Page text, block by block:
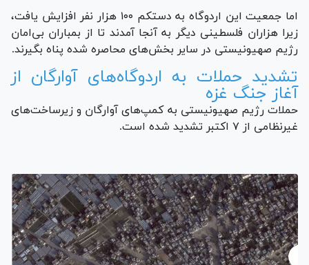
اما جمعیت این اردوگاه به دستکم ۱۰۰ هزار نفر افزایش یافت،
زیرا هزاران فلسطینی دیگر به آنجا آمدند تا از بمباران بی‌امان
رژیم صهیونیستی در سایر بخش‌های محاصره شده پناه بگیرند.
تشدید حملات به اردوگاه‌های آوارگان از
آغاز جنگ غزه
حملات رژیم صهیونیستی به کمپ‌های آوارگان و زیرساخت‌های
غیرنظامی از ۷ اکتبر تشدید شده است.